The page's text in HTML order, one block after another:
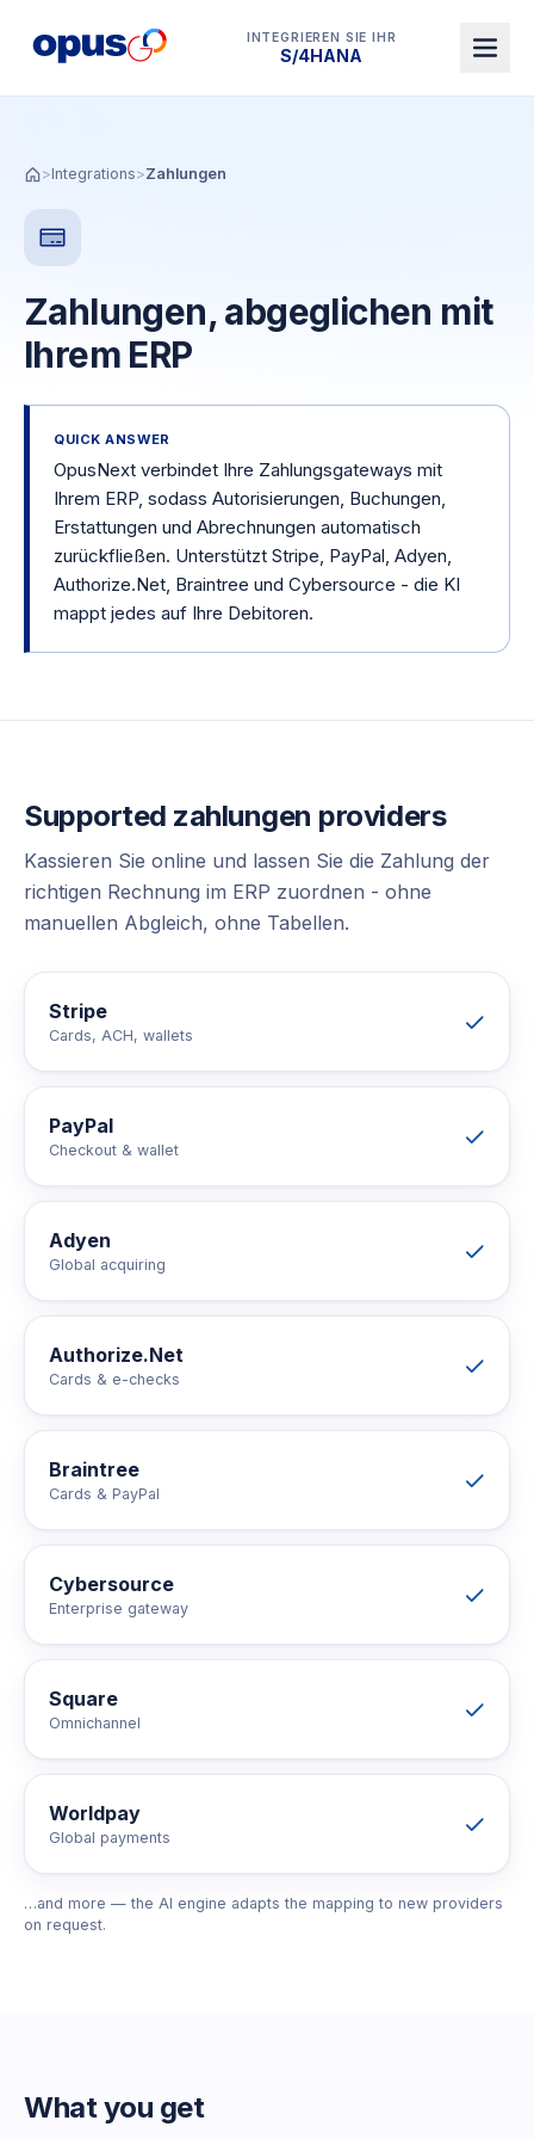
INTEGRIEREN SIE IHR
Dynamics 365 BC
>Integrations>Zahlungen
Zahlungen, abgeglichen mit
Ihrem ERP
QUICK ANSWER
OpusNext verbindet Ihre Zahlungsgateways mit
Ihrem ERP, sodass Autorisierungen, Buchungen,
Erstattungen und Abrechnungen automatisch
zurückfließen. Unterstützt Stripe, PayPal, Adyen,
Authorize.Net, Braintree und Cybersource - die KI
mappt jedes auf Ihre Debitoren.
Supported zahlungen providers
Kassieren Sie online und lassen Sie die Zahlung der
richtigen Rechnung im ERP zuordnen - ohne
manuellen Abgleich, ohne Tabellen.
Stripe
Cards, ACH, wallets
PayPal
Checkout & wallet
Adyen
Global acquiring
Authorize.Net
Cards & e-checks
Braintree
Cards & PayPal
Cybersource
Enterprise gateway
Square
Omnichannel
Worldpay
Global payments
…and more — the AI engine adapts the mapping to new providers
on request.
What you get